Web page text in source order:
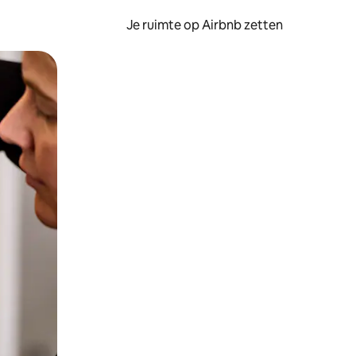
Je ruimte op Airbnb zetten
of swipen.